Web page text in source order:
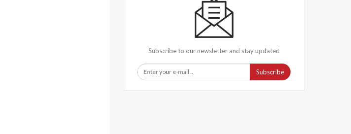
Subscribe to our newsletter and stay updated
Subscribe